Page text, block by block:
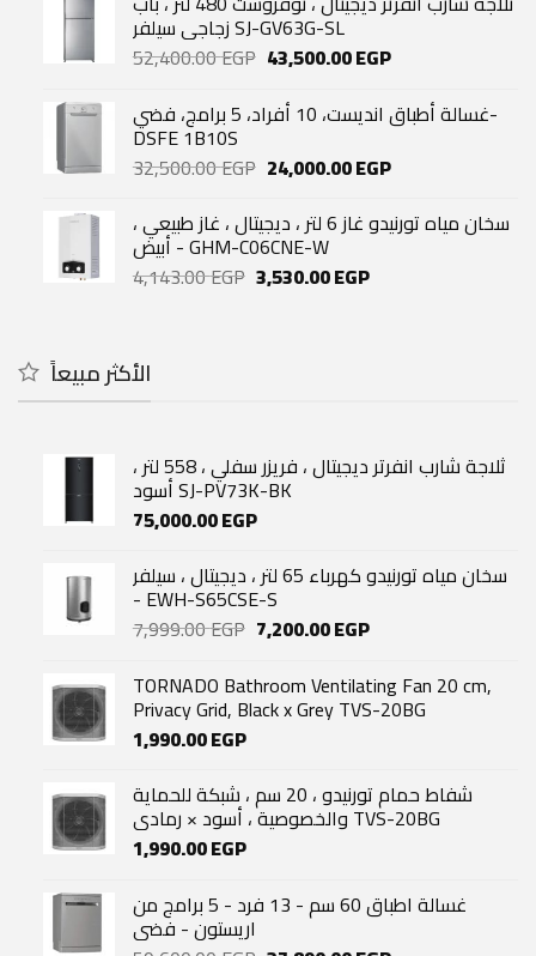
33,740.00 EGP.29,060.00 EGP.
زجاجي سيلفر SJ-GV63G-SL
52,400.00EGP Original
was:
52,400.00 EGP.
43,500.00EGPCurrent
is:
43,500.00 EGP.
غسالة أطباق انديست، 10 أفراد، 5 برامج، فضي-
DSFE 1B10S
32,500.00EGP Original
was:
32,500.00 EGP.
24,000.00EGPCurrent
is:
24,000.00 EGP.
سخان مياه تورنيدو غاز 6 لتر ، ديجيتال ، غاز طبيعي ،
أبيض - GHM-C06CNE-W
4,143.00EGP Original
3,530.00EGPCurrent
الأكثر مبيعاً
ثلاجة شارب انفرتر ديجيتال ، فريزر سفلي ، 558 لتر ،
أسود SJ-PV73K-BK
75,000.00EGP
سخان مياه تورنيدو كهرباء 65 لتر ، ديجيتال ، سيلفر
- EWH-S65CSE-S
7,999.00EGP Original
was:
7,999.00 EGP.
7,200.00EGPCurrent
is:
7,200.00 EGP.
TORNADO Bathroom Ventilating Fan 20 cm,
Privacy Grid, Black x Grey TVS-20BG
1,990.00EGP
شفاط حمام تورنيدو ، 20 سم ، شبكة للحماية
والخصوصية ، أسود × رمادي TVS-20BG
1,990.00EGP
غسالة اطباق 60 سم - 13 فرد - 5 برامج من
اريستون - فضى